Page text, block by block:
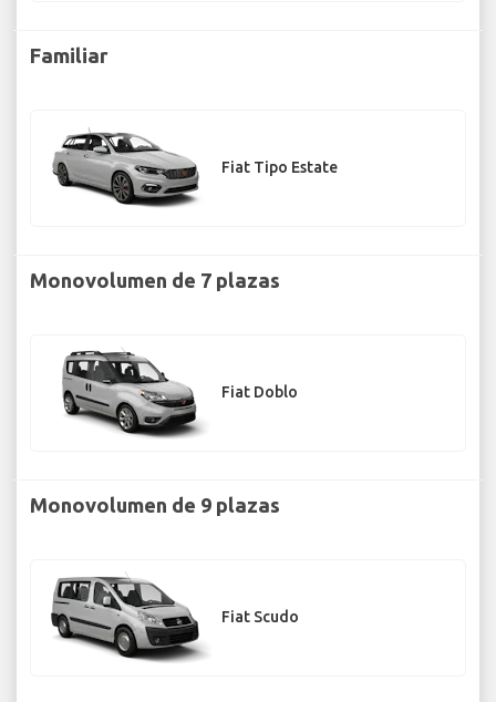
Familiar
Fiat Tipo Estate
Monovolumen de 7 plazas
Fiat Doblo
Monovolumen de 9 plazas
Fiat Scudo